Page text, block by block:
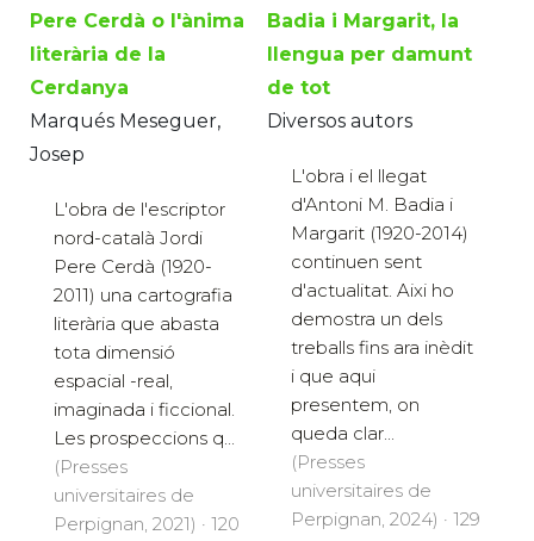
Pere Cerdà o l'ànima
literària de la
Cerdanya
Marqués Meseguer,
Josep
L'obra de l'escriptor
nord-català Jordi
Pere Cerdà (1920-
2011) una cartografia
literària que abasta
tota dimensió
espacial -real,
imaginada i ficcional.
Les prospeccions q...
(Presses
universitaires de
Perpignan, 2021) · 120
Badia i Margarit, la
llengua per damunt
de tot
Diversos autors
L'obra i el llegat
d'Antoni M. Badia i
Margarit (1920-2014)
continuen sent
d'actualitat. Aixi ho
demostra un dels
treballs fins ara inèdit
i que aqui
presentem, on
queda clar...
(Presses
universitaires de
Perpignan, 2024) · 129